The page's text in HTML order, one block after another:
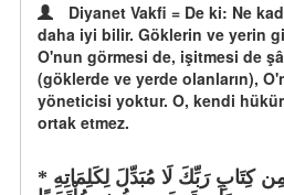
Diyanet Vakfi = De ki: Ne
daha iyi bilir. Göklerin ve yerin
O'nun görmesi de, işitmesi de
(göklerde ve yerde olanların),
yöneticisi yoktur. O, kendi
ortak etmez.